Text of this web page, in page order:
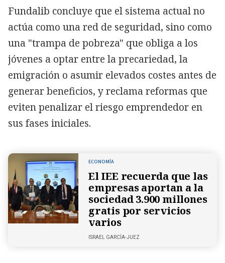
Fundalib concluye que el sistema actual no
actúa como una red de seguridad, sino como
una "trampa de pobreza" que obliga a los
jóvenes a optar entre la precariedad, la
emigración o asumir elevados costes antes de
generar beneficios, y reclama reformas que
eviten penalizar el riesgo emprendedor en
sus fases iniciales.
ECONOMÍA
El IEE recuerda que las
empresas aportan a la
sociedad 3.900 millones
gratis por servicios
varios
ISRAEL GARCÍA-JUEZ